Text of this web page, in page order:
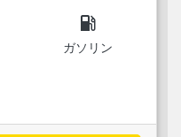
local_gas_station
ガソリン